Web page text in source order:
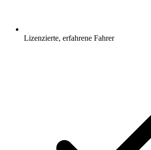
Lizenzierte, erfahrene Fahrer